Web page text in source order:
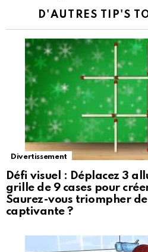
D'AUTRES TIP'S
Divertissement
Défi visuel : Déplacez 3
grille de 9 cases pour
Saurez-vous triompher
captivante ?